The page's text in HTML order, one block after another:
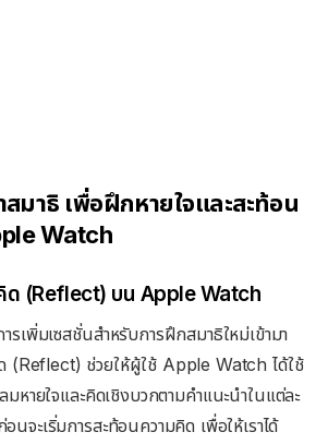
มาธิ เพื่อฝึกหายใจและสะท้อน
Watch
ด (Reflect) บน Apple Watch
เพิ่มเซสชั่นสำหรับการฝึกสมาธิใหม่เข้ามา
(Reflect) ช่วยให้ผู้ใช้ Apple Watch ได้ใช้
หายใจและคิดเชิงบวกตามคำแนะนำในแต่ละ
นจะเริ่มการสะท้อนความคิด เพื่อให้เราได้